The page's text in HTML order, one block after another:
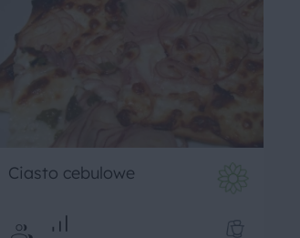
Ciasto cebulowe